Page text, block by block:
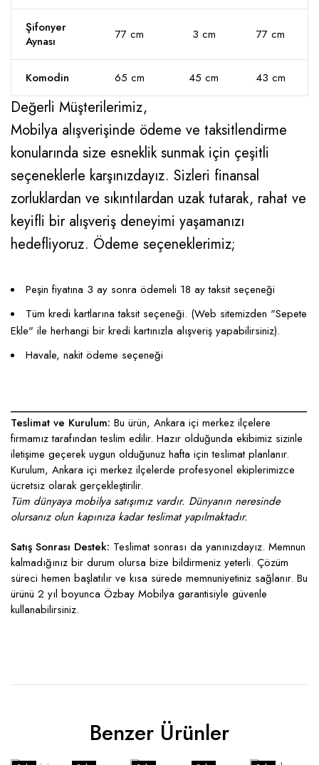
Şifonyer
Aynası
77 cm 3 cm 77 cm
Komodin 65 cm 45 cm 43 cm
Değerli Müşterilerimiz,
Mobilya alışverişinde ödeme ve taksitlendirme
konularında size esneklik sunmak için çeşitli
seçeneklerle karşınızdayız. Sizleri finansal
zorluklardan ve sıkıntılardan uzak tutarak, rahat ve
keyifli bir alışveriş deneyimi yaşamanızı
hedefliyoruz. Ödeme seçeneklerimiz;
Peşin fiyatına 3 ay sonra ödemeli 18 ay taksit seçeneği
Tüm kredi kartlarına taksit seçeneği. (Web sitemizden "Sepete
Ekle" ile herhangi bir kredi kartınızla alışveriş yapabilirsiniz).
Havale, nakit ödeme seçeneği
____________________________________________________
Teslimat ve Kurulum: Bu ürün, Ankara içi merkez ilçelere
firmamız tarafından teslim edilir. Hazır olduğunda ekibimiz sizinle
iletişime geçerek uygun olduğunuz hafta için teslimat planlanır.
Kurulum, Ankara içi merkez ilçelerde profesyonel ekiplerimizce
ücretsiz olarak gerçekleştirilir.
Tüm dünyaya mobilya satışımız vardır. Dünyanın neresinde
olursanız olun kapınıza kadar teslimat yapılmaktadır.
Satış Sonrası Destek: Teslimat sonrası da yanınızdayız. Memnun
kalmadığınız bir durum olursa bize bildirmeniz yeterli. Çözüm
süreci hemen başlatılır ve kısa sürede memnuniyetiniz sağlanır. Bu
ürünü 2 yıl boyunca Özbay Mobilya garantisiyle güvenle
kullanabilirsiniz.
Benzer Ürünler